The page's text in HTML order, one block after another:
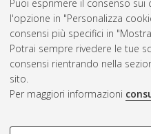
Puoi esprimere il consenso
l'opzione in "Personalizza
consensi più specifici in
Potrai sempre rivedere le tue
consensi rientrando nella
sito.
Per maggiori informazioni
Atom
Rss 1.0
Rss 2.0
AMS Laurea
Impostazioni Cookie